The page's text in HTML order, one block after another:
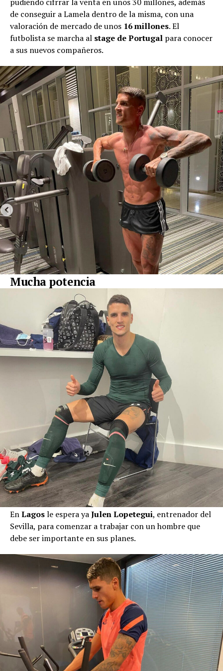
de conseguir a Lamela dentro de la misma, con una
valoración de mercado de unos 16 millones. El
futbolista se marcha al stage de Portugal para conocer
a sus nuevos compañeros.
Mucha potencia
EnLagosle espera yaJulen Lopetegui, entrenador del
Sevilla, para comenzar a trabajar con un hombre que
debe ser importante en sus planes.